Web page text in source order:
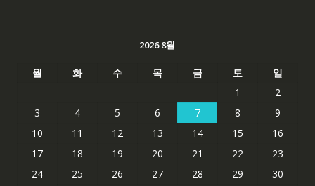
2026 8월
월 화 수 목 금 토
일
1
2
3
4 5 6 7 8
9
10
11 12 13 14 15
16
17
18 19 20 21 22
23
24
25 26 27 28 29
30